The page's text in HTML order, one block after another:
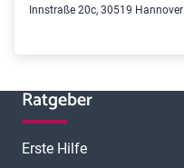
Innstraße 20c, 30519 Hannover
Ratgeber
Erste Hilfe